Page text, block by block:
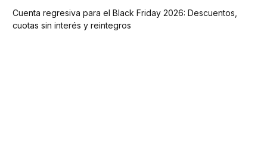
Cuenta regresiva para el Black Friday 2026: Descuentos,
cuotas sin interés y reintegros